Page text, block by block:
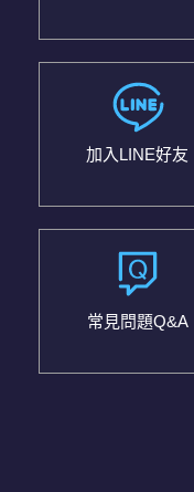
加入LINE好友
常見問題Q&A